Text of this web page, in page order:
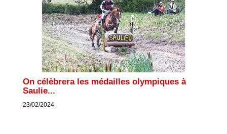
On célèbrera les médailles olympiques à
Saulie...
23/02/2024